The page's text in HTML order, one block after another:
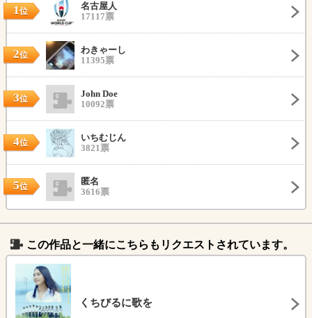
1位
名古屋人
17117票
2位
わきゃーし
11395票
3位
John Doe
10092票
4位
いちむじん
3821票
5位
匿名
3616票
この作品と一緒にこちらもリクエストされています。
くちびるに歌を